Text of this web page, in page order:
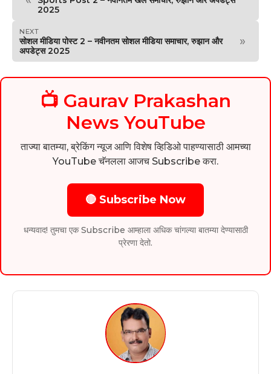
2025
NEXT
सोशल मीडिया पोस्ट 2 – नवीनतम सोशल मीडिया समाचार, रुझान और
अपडेट्स 2025
»
📺 Gaurav Prakashan
News YouTube
ताज्या बातम्या, ब्रेकिंग न्यूज आणि विशेष व्हिडिओ पाहण्यासाठी आमच्या
YouTube चॅनलला आजच Subscribe करा.
🔴 Subscribe Now
धन्यवाद! तुमचा एक Subscribe आम्हाला अधिक चांगल्या बातम्या देण्यासाठी
प्रेरणा देतो.